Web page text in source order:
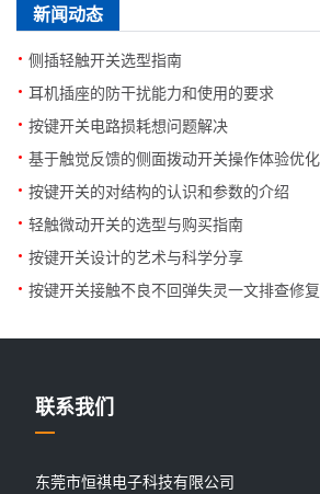
新闻动态
· 侧插轻触开关选型指南
· 耳机插座的防干扰能力和使用的要求
· 按键开关电路损耗想问题解决
·
· 按键开关的对结构的认识和参数的介绍
· 轻触微动开关的选型与购买指南
· 按键开关设计的艺术与科学分享
· 按键开关接触不良不回弹失灵一文排查修复
联系我们
东莞市恒祺电子科技有限公司